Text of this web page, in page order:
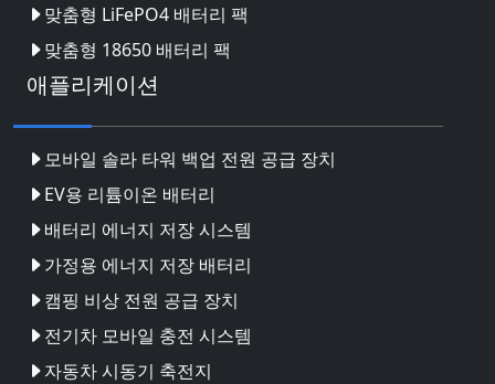
맞춤형 LiFePO4 배터리 팩
맞춤형 18650 배터리 팩
애플리케이션
모바일 솔라 타워 백업 전원 공급 장치
EV용 리튬이온 배터리
배터리 에너지 저장 시스템
가정용 에너지 저장 배터리
캠핑 비상 전원 공급 장치
전기차 모바일 충전 시스템
자동차 시동기 축전지